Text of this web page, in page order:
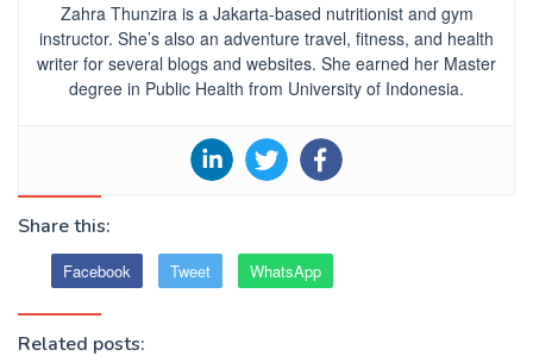
Zahra Thunzira is a Jakarta-based nutritionist and gym
instructor. She’s also an adventure travel, fitness, and health
writer for several blogs and websites. She earned her Master
degree in Public Health from University of Indonesia.
Share this:
Facebook Tweet WhatsApp
Related posts: